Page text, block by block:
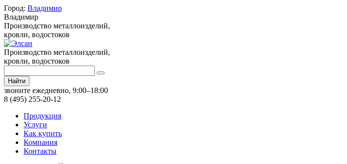
Город: Владимир
Владимир
Производство металлоизделий,
кровли, водостоков
Производство металлоизделий,
кровли, водостоков
Найти
звоните ежедневно, 9:00–18:00
8 (495) 255-20-12
Продукция
Услуги
Как купить
Компания
Контакты